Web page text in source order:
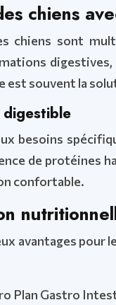
chiens
chiens sont
souvent la
besoins
de protéines
confortable.
avantages pour
Plan Gastro